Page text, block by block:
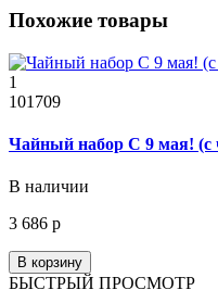
Похожие товары
1
101709
Чайный набор С 9 мая! (с
В наличии
3 686 р
В корзину
БЫСТРЫЙ ПРОСМОТР